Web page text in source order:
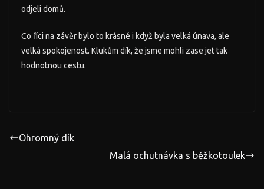
odjeli domů.
Co říci na závěr bylo to krásné i když byla velká únava, ale
velká spokojenost. Klukům dík, že jsme mohli zase jet tak
hodnotnou cestu.
Ohromný dík
Malá ochutnávka s běžkotoulek